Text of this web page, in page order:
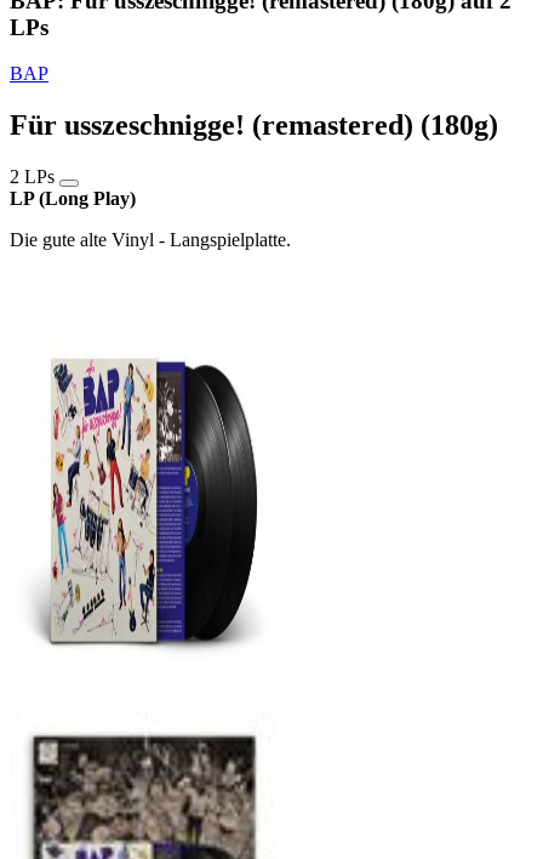
LPs
BAP
Für usszeschnigge! (remastered) (180g)
2 LPs
LP (Long Play)
Die gute alte Vinyl - Langspielplatte.